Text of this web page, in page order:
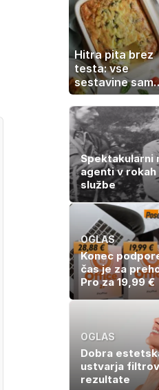
Hitra pita brez
testa: vse
sestavine
zmešate in
pečica opravi
ostalo
Spektakularni
agenti v
službe
OGLAS
Konec
čas je za
Pro za 19,99 €
OGLAS
Dobra
ustvarja
rezultate